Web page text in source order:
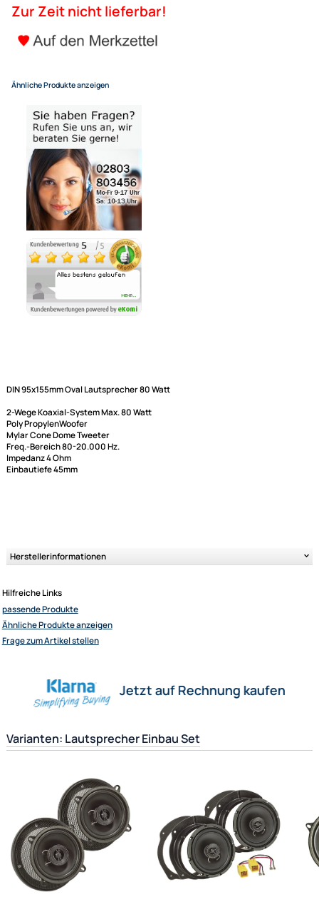
Poly PropylenWoofer
Impedanz 4 Ohm
Einbautiefe 45mm
Herstellerinformationen
Hilfreiche Links
Ähnliche Produkte anzeigen
Frage zum Artikel stellen
24,95 €
Alle Preise inkl. gesetzlicher MwSt.
+ Kostenlose Lieferung
für eine normale Postadresse in Deutschland
Zur Zeit nicht lieferbar!
Ähnliche Produkte anzeigen
Jetzt auf Rechnung kaufen
Zahlungsarten
Wir versenden mit
Unsere Leistungen